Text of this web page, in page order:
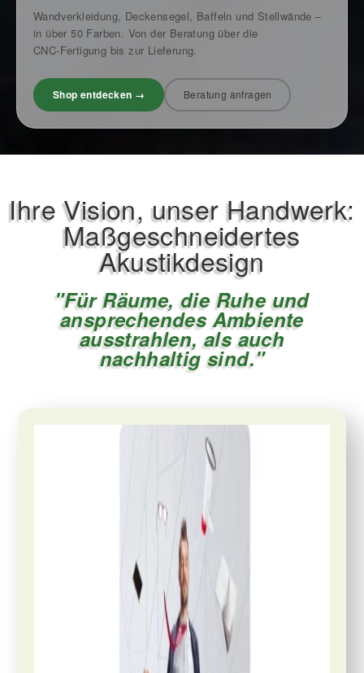
Wandverkleidung, Deckensegel, Baffeln und Stellwände –
in über 50 Farben. Von der Beratung über die
CNC‑Fertigung bis zur Lieferung.
Shop entdecken → Beratung anfragen
Ihre Vision, unser Handwerk:
Maßgeschneidertes
Akustikdesign
"Für Räume, die Ruhe und
ansprechendes Ambiente
ausstrahlen, als auch
nachhaltig sind."